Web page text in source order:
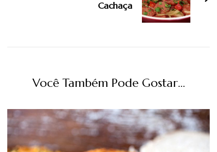
Cachaça
Você Também Pode Gostar...